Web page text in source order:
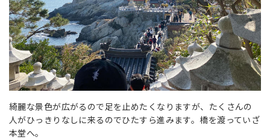
綺麗な景色が広がるので足を止めたくなりますが、たくさんの
人がひっきりなしに来るのでひたすら進みます。橋を渡っていざ
本堂へ。